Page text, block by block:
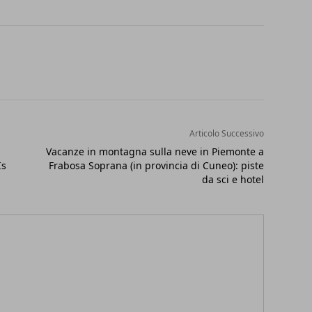
Articolo Successivo
Vacanze in montagna sulla neve in Piemonte a
Frabosa Soprana (in provincia di Cuneo): piste
da sci e hotel